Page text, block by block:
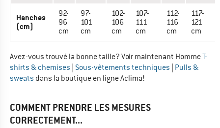
Hanches
(cm)
92-
96
cm
97-
101
cm
102-
106
cm
107-
111
cm
112-
116
cm
117-
121
cm
Avez-vous trouvé la bonne taille? Voir maintenant HommeT-
shirts & chemises Sous-vêtements techniques Pulls &
sweats dans la boutique en ligne Aclima!
COMMENT PRENDRE LES MESURES
CORRECTEMENT...